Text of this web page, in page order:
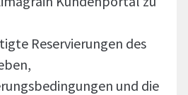
Reservierungen des
und die